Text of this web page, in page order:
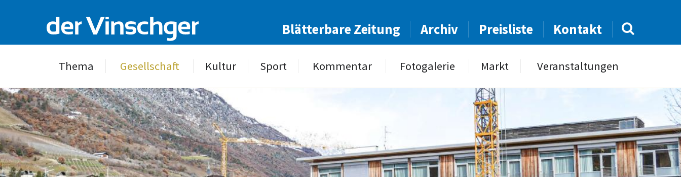
Blätterbare Zeitung Archiv Preisliste Kontakt
Thema Gesellschaft Kultur Sport Kommentar Fotogalerie Markt Veranstaltungen